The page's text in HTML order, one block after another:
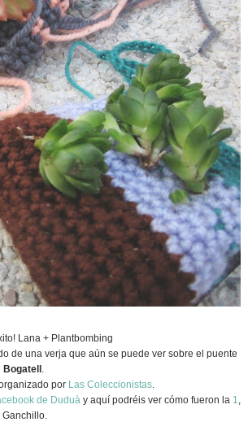
Lana + Plantbombing
de una verja que aún se puede ver sobre el puente
Bogatell .
por Las Coleccionistas.
de Duduày aquí podréis ver cómo fueron la 1,